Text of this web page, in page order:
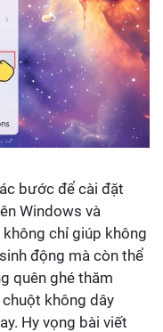
bước để cài đặt
Windows và
chỉ giúp không
động mà còn thể
quên ghé thăm
không dây
Hy vọng bài viết